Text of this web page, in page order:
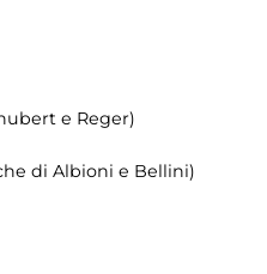
e Reger)
di Albioni e Bellini)